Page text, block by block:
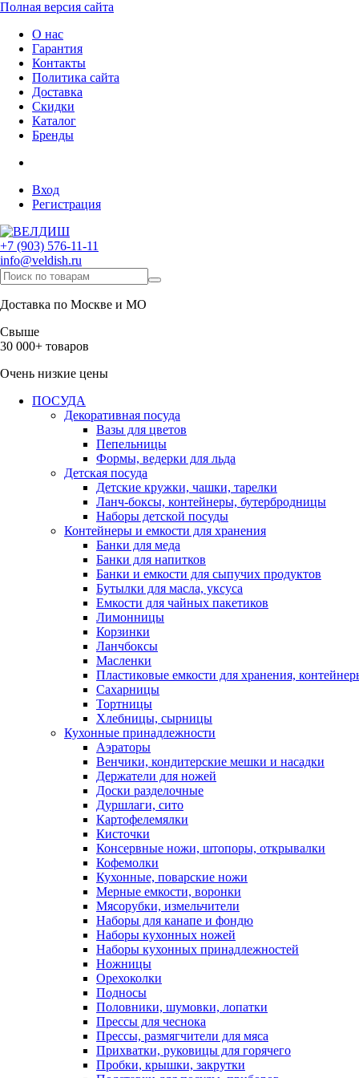
Полная версия сайта
О нас
Гарантия
Контакты
Политика сайта
Доставка
Скидки
Каталог
Бренды
Вход
Регистрация
+7 (903) 576-11-11
info@veldish.ru
Доставка по Москве и МО
Свыше
30 000+ товаров
Очень низкие цены
ПОСУДА
Декоративная посуда
Вазы для цветов
Пепельницы
Формы, ведерки для льда
Детская посуда
Детские кружки, чашки, тарелки
Ланч-боксы, контейнеры, бутербродницы
Наборы детской посуды
Контейнеры и емкости для хранения
Банки для меда
Банки для напитков
Банки и емкости для сыпучих продуктов
Бутылки для масла, уксуса
Емкости для чайных пакетиков
Лимонницы
Корзинки
Ланчбоксы
Масленки
Пластиковые емкости для хранения,
Сахарницы
Тортницы
Хлебницы, сырницы
Кухонные принадлежности
Аэраторы
Венчики, кондитерские мешки и насадки
Держатели для ножей
Доски разделочные
Дуршлаги, сито
Картофелемялки
Кисточки
Консервные ножи, штопоры, открывалки
Кофемолки
Кухонные, поварские ножи
Мерные емкости, воронки
Мясорубки, измельчители
Наборы для канапе и фондю
Наборы кухонных ножей
Наборы кухонных принадлежностей
Ножницы
Орехоколки
Подносы
Половники, шумовки, лопатки
Прессы для чеснока
Прессы, размягчители для мяса
Прихватки, руковицы для горячего
Пробки, крышки, закрутки